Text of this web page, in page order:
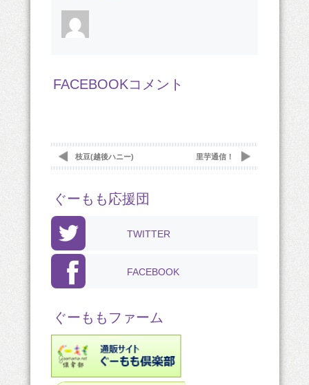
FACEBOOKコメント
枝豆(越後ハニー) 里芋通信！
ぐーもも応援団
TWITTER
FACEBOOK
ぐーももファーム